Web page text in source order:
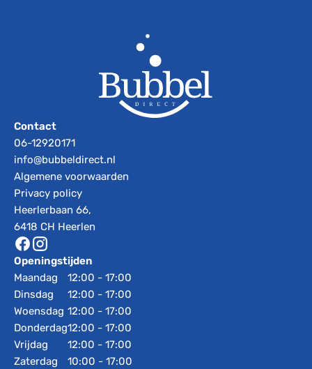
Contact
06-12920171
info@bubbeldirect.nl
Algemene voorwaarden
Privacy policy
Heerlerbaan 66,
6418 CH Heerlen
Openingstijden
Maandag
Dinsdag
Woensdag
Donderdag
Vrijdag
Zaterdag
12:00 - 17:00
12:00 - 17:00
12:00 - 17:00
12:00 - 17:00
12:00 - 17:00
10:00 - 17:00